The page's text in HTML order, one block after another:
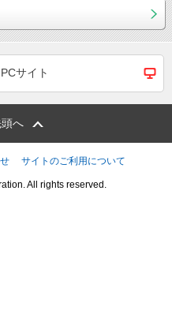
サイト
へ
サイトのご利用について
All rights reserved.